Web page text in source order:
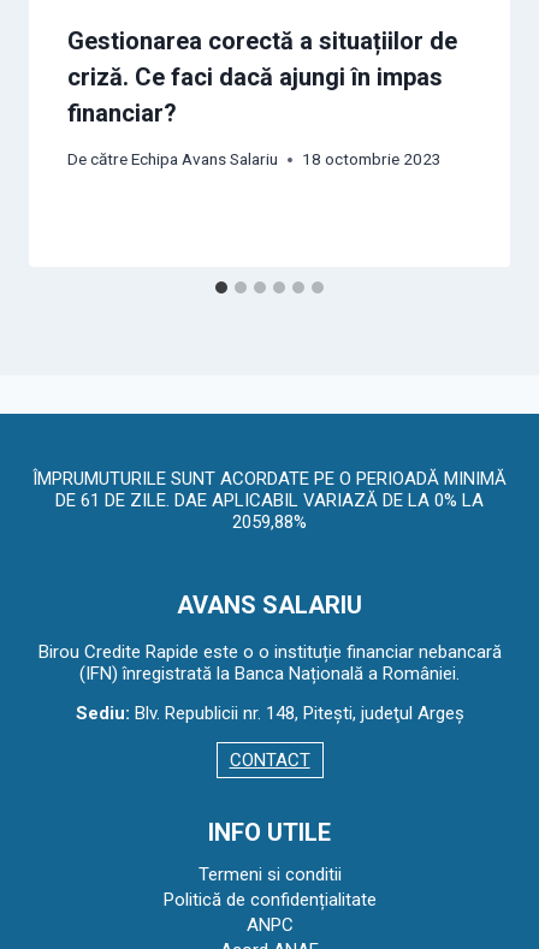
Gestionarea corectă a situațiilor de
criză. Ce faci dacă ajungi în impas
financiar?
De cătreEchipa Avans Salariu 18 octombrie 2023
ÎMPRUMUTURILE SUNT ACORDATE PE O PERIOADĂ MINIMĂ
DE 61 DE ZILE. DAE APLICABIL VARIAZĂ DE LA 0% LA
2059,88%
AVANS SALARIU
Birou Credite Rapide este o o instituție financiar nebancară
(IFN) înregistrată la Banca Națională a României.
Sediu: Blv. Republicii nr. 148, Piteşti, judeţul Argeş
CONTACT
INFO UTILE
Termeni si conditii
Politică de confidențialitate
ANPC